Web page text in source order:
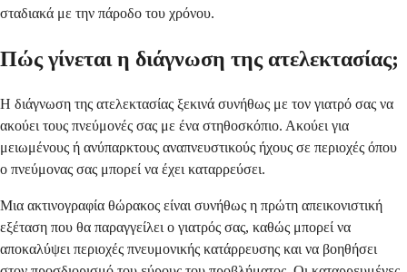
σταδιακά με την πάροδο του χρόνου.
Πώς γίνεται η διάγνωση της ατελεκτασίας;
Η διάγνωση της ατελεκτασίας ξεκινά συνήθως με τον γιατρό σας να
ακούει τους πνεύμονές σας με ένα στηθοσκόπιο. Ακούει για
μειωμένους ή ανύπαρκτους αναπνευστικούς ήχους σε περιοχές όπου
ο πνεύμονας σας μπορεί να έχει καταρρεύσει.
Μια ακτινογραφία θώρακος είναι συνήθως η πρώτη απεικονιστική
εξέταση που θα παραγγείλει ο γιατρός σας, καθώς μπορεί να
αποκαλύψει περιοχές πνευμονικής κατάρρευσης και να βοηθήσει